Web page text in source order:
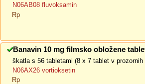
N06AB08 fluvoksamin
Rp
Banavin 10 mg filmsko obložene
škatla s 56 tabletami (8 x 7 tablet v prozornih
N06AX26 vortioksetin
Rp